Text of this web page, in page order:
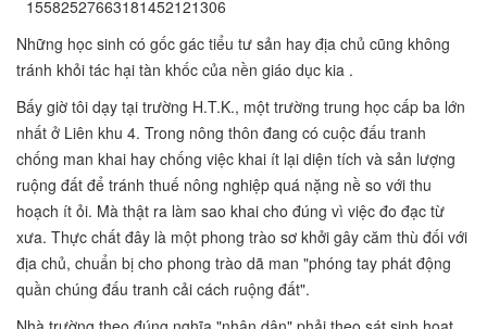
Những học sinh có gốc gác tiểu tư sản hay địa chủ cũng không
tránh khỏi tác hại tàn khốc của nền giáo dục kia .
Bấy giờ tôi dạy tại trường H.T.K., một trường trung học cấp ba lớn
nhất ở Liên khu 4. Trong nông thôn đang có cuộc đấu tranh
chống man khai hay chống việc khai ít lại diện tích và sản lượng
ruộng đất để tránh thuế nông nghiệp quá nặng nề so với thu
hoạch ít ỏi. Mà thật ra làm sao khai cho đúng vì việc đo đạc từ
xưa. Thực chất đây là một phong trào sơ khởi gây căm thù đối với
địa chủ, chuẩn bị cho phong trào dã man "phóng tay phát động
quần chúng đấu tranh cải cách ruộng đất".